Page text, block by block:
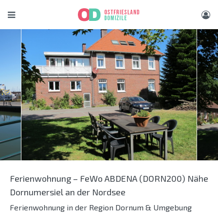
Ferienwohnung – FeWo ABDENA (DORN200) Nähe
Dornumersiel an der Nordsee
Ferienwohnung in der Region Dornum & Umgebung